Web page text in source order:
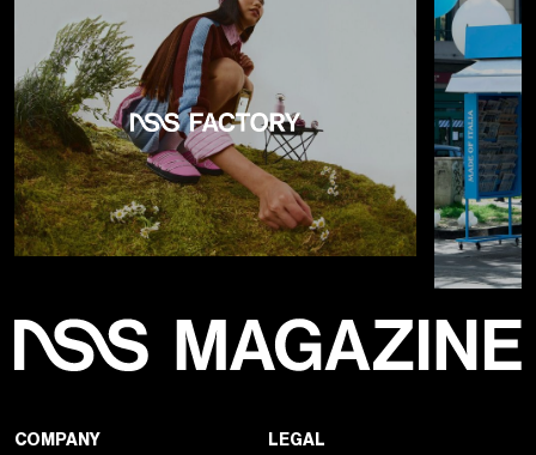
COMPANY LEGAL